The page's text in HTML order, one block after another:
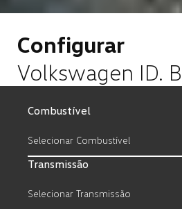
Configurar
Volkswagen ID.
Combustível
Selecionar Combustível
Transmissão
Selecionar Transmissão